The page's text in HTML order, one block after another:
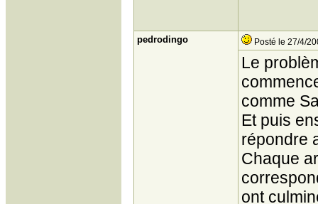
pedrodingo Posté le 27/4/
Le
comme
Et puis
répondre
Chaque
ont